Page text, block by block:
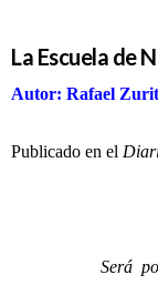
La Escuela de
Autor: Rafael
Publicado en el
Será porque